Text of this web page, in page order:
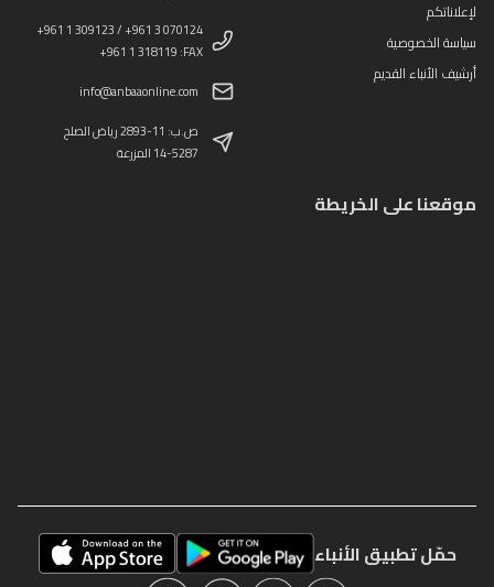
لإعلاناتكم
سياسة الخصوصية
أرشيف الأنباء القديم
+961 1 309123 / +961 3 070124
+961 1 318119 :FAX
info@anbaaonline.com
ص.ب: 11-2893 رياض الصلح
14-5287 المزرعة
موقعنا على الخريطة
حمّل تطبيق الأنباء